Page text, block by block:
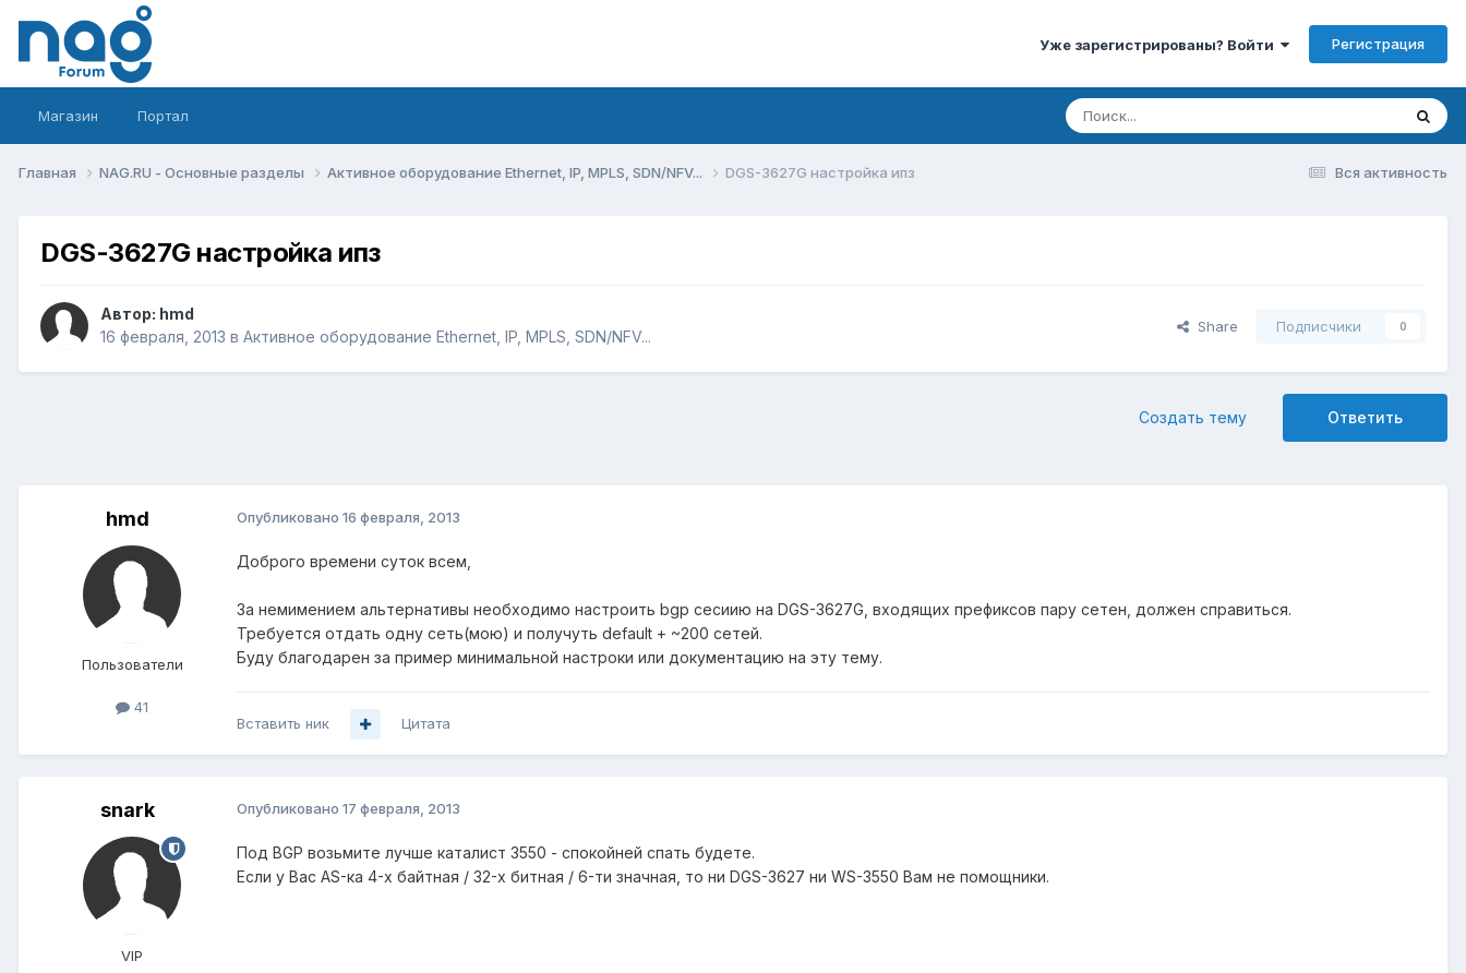
Уже зарегистрированы? Войти Регистрация
Магазин Портал
Вся активность
Главная NAG.RU - Основные разделы Активное оборудование Ethernet, IP, MPLS, SDN/NFV... DGS-3627G настройка ипз
DGS-3627G настройка ипз
Автор: hmd
16 февраля, 2013 в Активное оборудование Ethernet, IP, MPLS, SDN/NFV...
Share Подписчики 0
Ответить
Создать тему
hmd
Пользователи
41
Опубликовано 16 февраля, 2013
Доброго времени суток всем,
За немимением альтернативы необходимо настроить bgp сесиию на DGS-3627G, входящих префиксов пару сетен, должен справиться.
Требуется отдать одну сеть(мою) и получуть default + ~200 сетей.
Буду благодарен за пример минимальной настроки или документацию на эту тему.
Вставить ник Цитата
snark
VIP
Опубликовано 17 февраля, 2013
Под BGP возьмите лучше каталист 3550 - спокойней спать будете.
Если у Вас AS-ка 4-х байтная / 32-х битная / 6-ти значная, то ни DGS-3627 ни WS-3550 Вам не помощники.